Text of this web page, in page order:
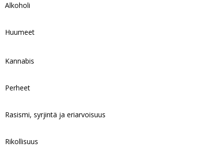
Alkoholi
Huumeet
Kannabis
Perheet
Rasismi, syrjintä ja eriarvoisuus
Rikollisuus